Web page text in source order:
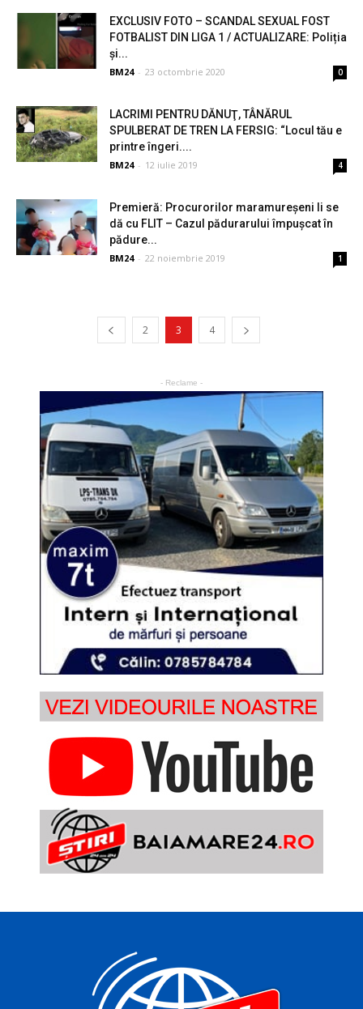
EXCLUSIV FOTO – SCANDAL SEXUAL FOST
FOTBALIST DIN LIGA 1 / ACTUALIZARE: Poliția
și...
BM24 - 23 octombrie 2020 0
LACRIMI PENTRU DĂNUŢ, TÂNĂRUL
SPULBERAT DE TREN LA FERSIG: “Locul tău e
printre îngeri....
BM24 - 12 iulie 2019 4
Premieră: Procurorilor maramureșeni li se
dă cu FLIT – Cazul pădurarului împușcat în
pădure...
BM24 - 22 noiembrie 2019 1
2 3 4
- Reclame -